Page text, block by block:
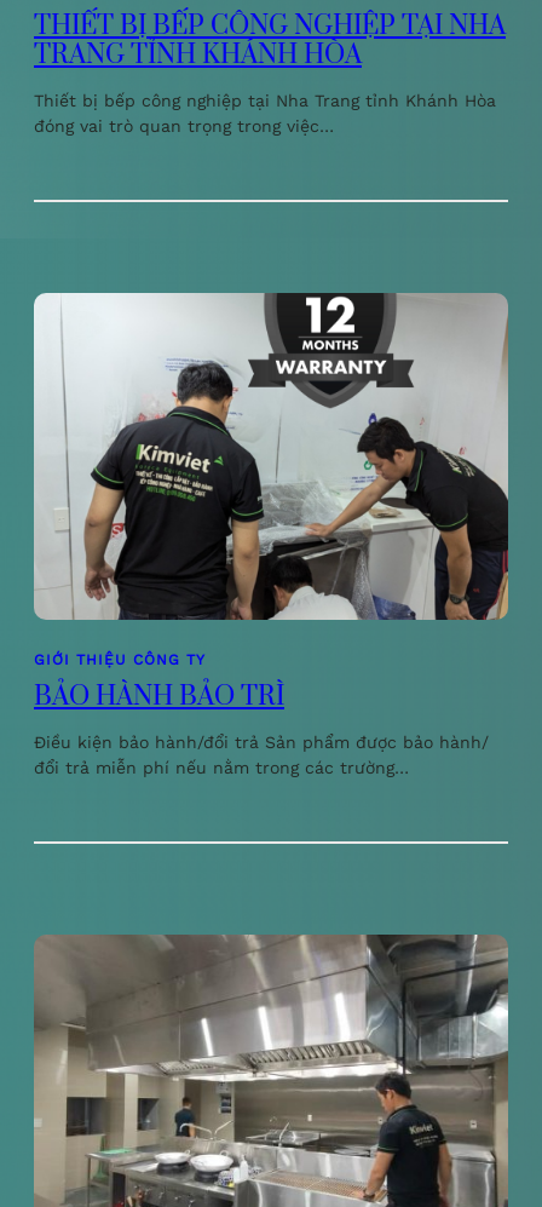
THIẾT BỊ BẾP CÔNG NGHIỆP TẠI NHA
TRANG TỈNH KHÁNH HÒA
Thiết bị bếp công nghiệp tại Nha Trang tỉnh Khánh Hòa
đóng vai trò quan trọng trong việc…
GIỚI THIỆU CÔNG TY
BẢO HÀNH BẢO TRÌ
Điều kiện bảo hành/đổi trả Sản phẩm được bảo hành/
đổi trả miễn phí nếu nằm trong các trường…